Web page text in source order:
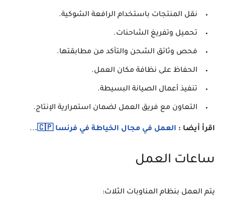
نقل المنتجات باستخدام الرافعة الشوكية.
تحميل وتفريغ الشاحنات.
فحص وثائق الشحن والتأكد من مطابقتها.
الحفاظ على نظافة مكان العمل.
تنفيذ أعمال الصيانة البسيطة.
التعاون مع فريق العمل لضمان استمرارية الإنتاج.
اقرأ أيضا : العمل في مجال الخياطة في فرنسا 🇨🇵. ..
ساعات العمل
يتم العمل بنظام المناوبات الثلاث: